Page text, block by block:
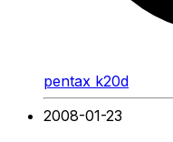
pentax k20d
2008-01-23